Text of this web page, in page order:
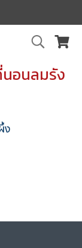
นอนลมรัง
ง